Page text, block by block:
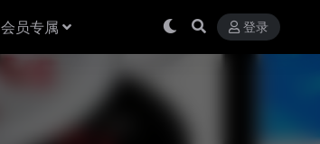
会员专属 登录